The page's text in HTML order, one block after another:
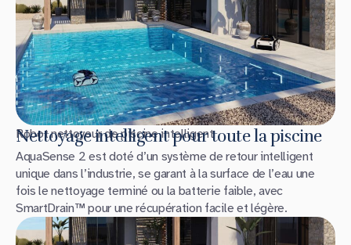
Robot nettoyeur de piscine intelligent
Nettoyage intelligent pour toute la piscine
AquaSense 2 est doté d’un système de retour intelligent
unique dans l’industrie, se garant à la surface de l’eau une
fois le nettoyage terminé ou la batterie faible, avec
SmartDrain™ pour une récupération facile et légère.